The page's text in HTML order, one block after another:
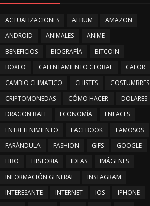
ACTUALIZACIONES ALBUM
AMAZON
ANDROID
ANIMALES
ANIME
BENEFICIOS
BIOGRAFÍA
BITCOIN
BOXEO
CALENTAMIENTO GLOBAL
CALOR
CAMBIO CLIMATICO
CHISTES
COSTUMBRES
CRIPTOMONEDAS
CÓMO HACER
DOLARES
DRAGON BALL
ECONOMÍA
ENLACES
ENTRETENIMIENTO
FACEBOOK
FAMOSOS
FARÁNDULA
FASHION GIFS
GOOGLE
HBO
HISTORIA IDEAS
IMÁGENES
INFORMACIÓN GENERAL
INSTAGRAM
INTERESANTE
INTERNET IOS
IPHONE